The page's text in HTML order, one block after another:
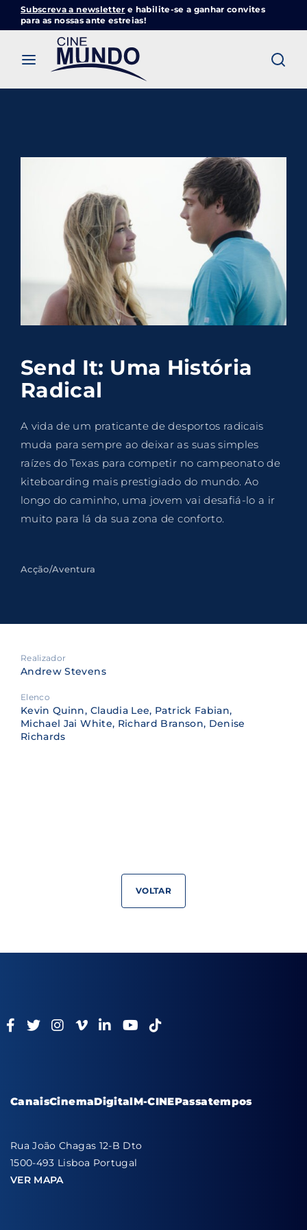
Subscreva a newsletter e habilite-se a ganhar convites
para as nossas ante estreias!
Send It: Uma História
Radical
A vida de um praticante de desportos radicais
muda para sempre ao deixar as suas simples
raízes do Texas para competir no campeonato de
kiteboarding mais prestigiado do mundo. Ao
longo do caminho, uma jovem vai desafiá-lo a ir
muito para lá da sua zona de conforto.
Acção/Aventura
Realizador
Andrew Stevens
Elenco
Kevin Quinn, Claudia Lee, Patrick Fabian,
Michael Jai White, Richard Branson, Denise
Richards
VOLTAR
CanaisCinemaDigitalM-CINEPassatempos
Rua João Chagas 12-B Dto
1500-493 Lisboa Portugal
VER MAPA
Cinemundo – Onde O Cinema Acontece
Login
Remember Me
Lost Your Password?
By signing in, you agree to
our terms and
conditionsand our privacy policy.